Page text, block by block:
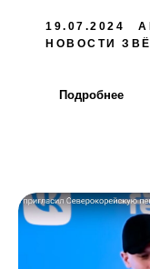
19.07.2024
НОВОСТИ
Подробнее